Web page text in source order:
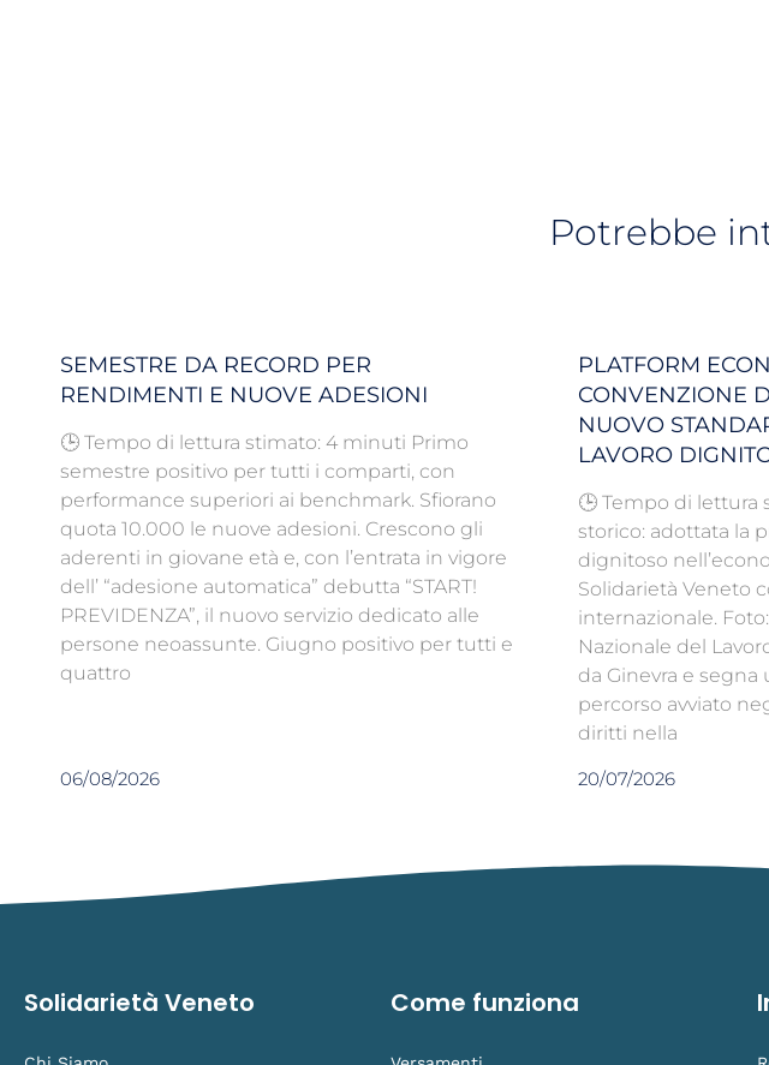
Potrebbe
SEMESTRE DA RECORD PER
RENDIMENTI E NUOVE ADESIONI
🕒 Tempo di lettura stimato: 4 minuti Primo
semestre positivo per tutti i comparti, con
performance superiori ai benchmark. Sfiorano
quota 10.000 le nuove adesioni. Crescono gli
aderenti in giovane età e, con l’entrata in vigore
dell’ “adesione automatica” debutta “START!
PREVIDENZA”, il nuovo servizio dedicato alle
persone neoassunte. Giugno positivo per tutti e
quattro
06/08/2026
PLATFORM
CONVENZIONE
NUOVO
LAVORO
🕒 Tempo di lettura
storico: adottata la
dignitoso
Solidarietà Veneto
internazionale.
Nazionale del
da Ginevra e
percorso avviato
diritti nella
20/07/2026
Solidarietà Veneto Come funziona